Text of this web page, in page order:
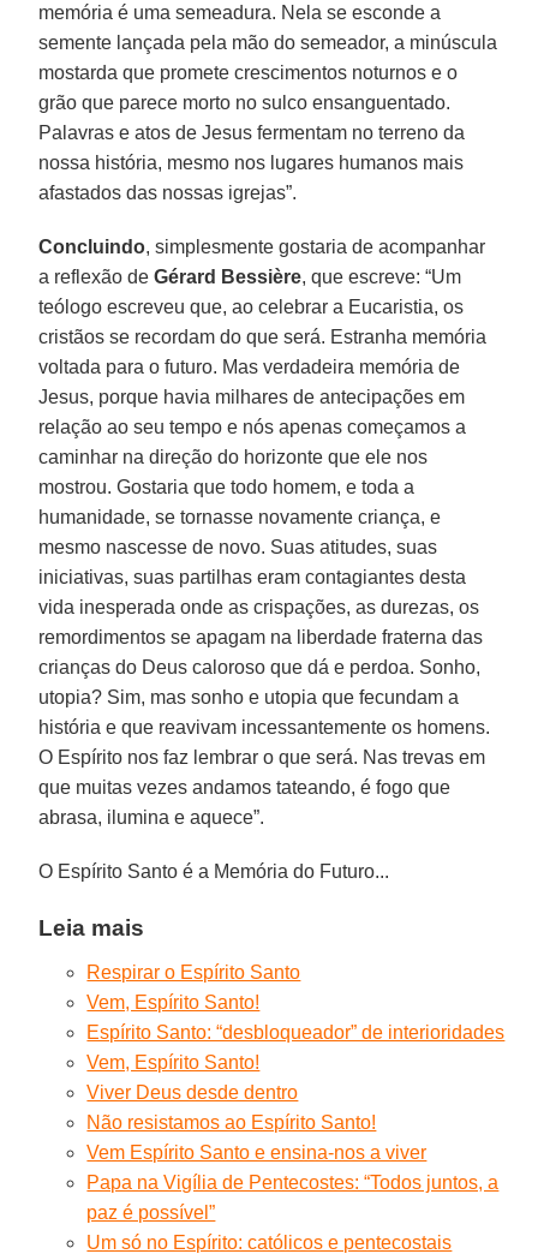
memória é uma semeadura. Nela se esconde a
semente lançada pela mão do semeador, a minúscula
mostarda que promete crescimentos noturnos e o
grão que parece morto no sulco ensanguentado.
Palavras e atos de Jesus fermentam no terreno da
nossa história, mesmo nos lugares humanos mais
afastados das nossas igrejas”.
Concluindo, simplesmente gostaria de acompanhar
a reflexão deGérard Bessière, que escreve: “Um
teólogo escreveu que, ao celebrar a Eucaristia, os
cristãos se recordam do que será. Estranha memória
voltada para o futuro. Mas verdadeira memória de
Jesus, porque havia milhares de antecipações em
relação ao seu tempo e nós apenas começamos a
caminhar na direção do horizonte que ele nos
mostrou. Gostaria que todo homem, e toda a
humanidade, se tornasse novamente criança, e
mesmo nascesse de novo. Suas atitudes, suas
iniciativas, suas partilhas eram contagiantes desta
vida inesperada onde as crispações, as durezas, os
remordimentos se apagam na liberdade fraterna das
crianças do Deus caloroso que dá e perdoa. Sonho,
utopia? Sim, mas sonho e utopia que fecundam a
história e que reavivam incessantemente os homens.
O Espírito nos faz lembrar o que será. Nas trevas em
que muitas vezes andamos tateando, é fogo que
abrasa, ilumina e aquece”.
O Espírito Santo é a Memória do Futuro...
Leia mais
Respirar o Espírito Santo
Vem, Espírito Santo!
Espírito Santo: “desbloqueador” de interioridades
Vem, Espírito Santo!
Viver Deus desde dentro
Não resistamos ao Espírito Santo!
Vem Espírito Santo e ensina-nos a viver
Papa na Vigília de Pentecostes: “Todos juntos, a
paz é possível”
Um só no Espírito: católicos e pentecostais